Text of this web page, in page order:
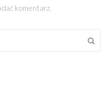
komentarz.